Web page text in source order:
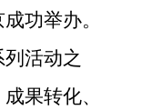
功举办。
活动之
果转化、